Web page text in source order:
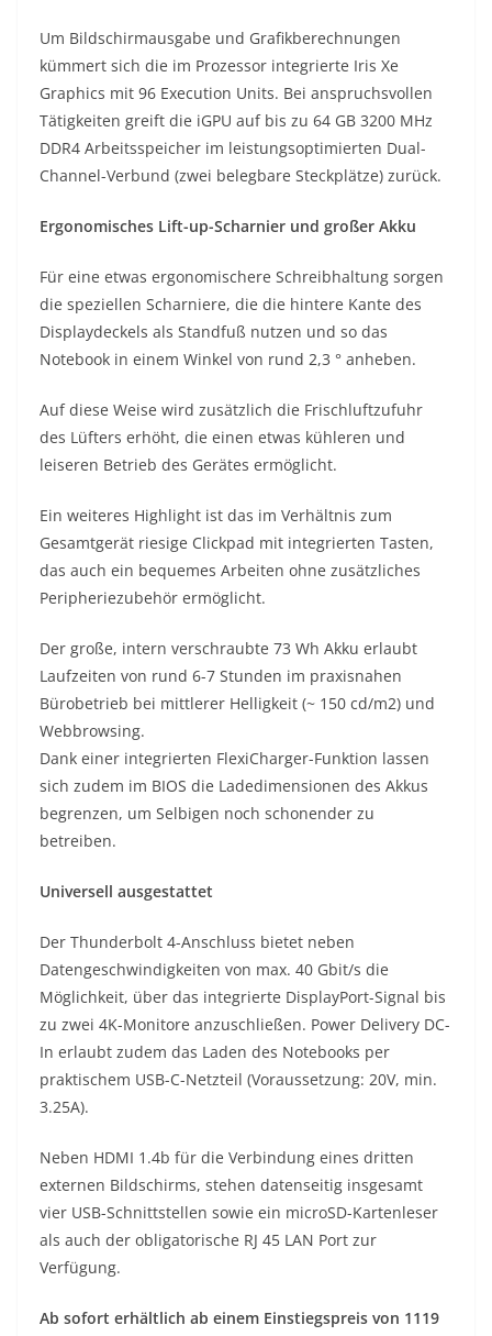
Um Bildschirmausgabe und Grafikberechnungen
kümmert sich die im Prozessor integrierte Iris Xe
Graphics mit 96 Execution Units. Bei anspruchsvollen
Tätigkeiten greift die iGPU auf bis zu 64 GB 3200 MHz
DDR4 Arbeitsspeicher im leistungsoptimierten Dual-
Channel-Verbund (zwei belegbare Steckplätze) zurück.
Ergonomisches Lift-up-Scharnier und großer Akku
Für eine etwas ergonomischere Schreibhaltung sorgen
die speziellen Scharniere, die die hintere Kante des
Displaydeckels als Standfuß nutzen und so das
Notebook in einem Winkel von rund 2,3 ° anheben.
Auf diese Weise wird zusätzlich die Frischluftzufuhr
des Lüfters erhöht, die einen etwas kühleren und
leiseren Betrieb des Gerätes ermöglicht.
Ein weiteres Highlight ist das im Verhältnis zum
Gesamtgerät riesige Clickpad mit integrierten Tasten,
das auch ein bequemes Arbeiten ohne zusätzliches
Peripheriezubehör ermöglicht.
Der große, intern verschraubte 73 Wh Akku erlaubt
Laufzeiten von rund 6-7 Stunden im praxisnahen
Bürobetrieb bei mittlerer Helligkeit (~ 150 cd/m2) und
Webbrowsing.
Dank einer integrierten FlexiCharger-Funktion lassen
sich zudem im BIOS die Ladedimensionen des Akkus
begrenzen, um Selbigen noch schonender zu
betreiben.
Universell ausgestattet
Der Thunderbolt 4-Anschluss bietet neben
Datengeschwindigkeiten von max. 40 Gbit/s die
Möglichkeit, über das integrierte DisplayPort-Signal bis
zu zwei 4K-Monitore anzuschließen. Power Delivery DC-
In erlaubt zudem das Laden des Notebooks per
praktischem USB-C-Netzteil (Voraussetzung: 20V, min.
3.25A).
Neben HDMI 1.4b für die Verbindung eines dritten
externen Bildschirms, stehen datenseitig insgesamt
vier USB-Schnittstellen sowie ein microSD-Kartenleser
als auch der obligatorische RJ 45 LAN Port zur
Verfügung.
Ab sofort erhältlich ab einem Einstiegspreis von 1119